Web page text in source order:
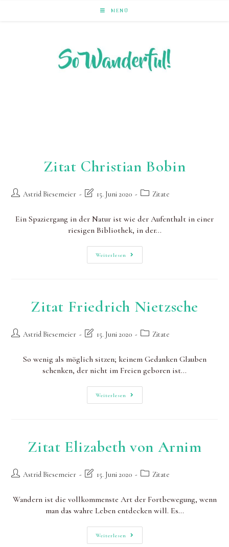
MENÜ
Zitat Christian Bobin
Beitrags-Astrid Biesemeier
Beitrag
geändert
15. Juni 2020
Beitrags-
Zitate
Ein Spaziergang in der Natur ist wie der Aufenthalt in einer
riesigen Bibliothek, in der…
Weiterlesen
Zitat
Christian
Zitat Friedrich Nietzsche
Beitrags-Astrid Biesemeier
Beitrag
geändert
15. Juni 2020
Beitrags-
Zitate
So wenig als möglich sitzen; keinem Gedanken Glauben
schenken, der nicht im Freien geboren ist…
Weiterlesen
Zitat
Friedrich
Zitat Elizabeth von Arnim
Beitrags-Astrid Biesemeier
Beitrag15. Juni 2020
Beitrags-
Zitate
Wandern ist die vollkommenste Art der Fortbewegung, wenn
man das wahre Leben entdecken will. Es…
Weiterlesen
Zitat
Elizabeth